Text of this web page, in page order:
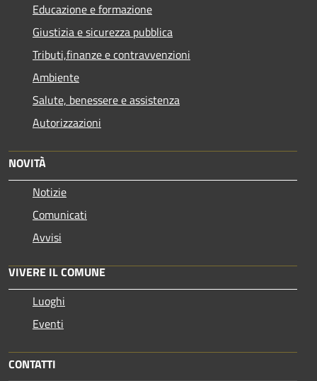
Educazione e formazione
Giustizia e sicurezza pubblica
Tributi,finanze e contravvenzioni
Ambiente
Salute, benessere e assistenza
Autorizzazioni
NOVITÀ
Notizie
Comunicati
Avvisi
VIVERE IL COMUNE
Luoghi
Eventi
CONTATTI